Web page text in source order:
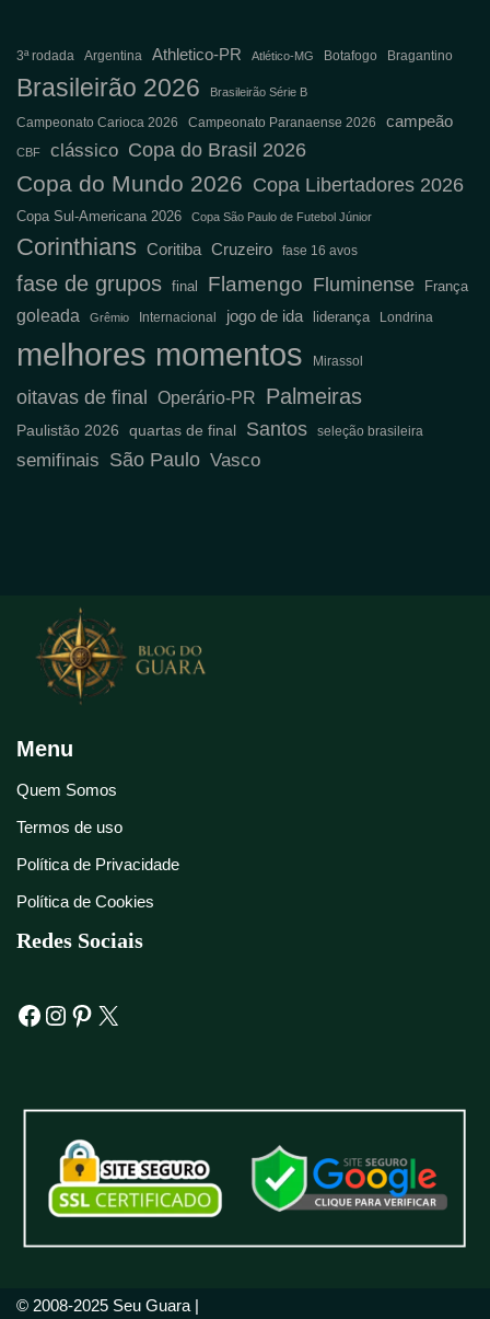
3ª rodada Argentina Athletico-PR Atlético-MG Botafogo Bragantino
Brasileirão 2026 Brasileirão Série B
Campeonato Carioca 2026 Campeonato Paranaense 2026 campeão
CBF clássico Copa do Brasil 2026
Copa do Mundo 2026 Copa Libertadores 2026
Copa Sul-Americana 2026 Copa São Paulo de Futebol Júnior
Corinthians Coritiba Cruzeiro fase 16 avos
fase de grupos final Flamengo Fluminense França
goleada Grêmio Internacional jogo de ida liderança Londrina
melhores momentos Mirassol
oitavas de final Operário-PR Palmeiras
Paulistão 2026 quartas de final Santos seleção brasileira
semifinais São Paulo Vasco
Menu
Quem Somos
Termos de uso
Política de Privacidade
Política de Cookies
Redes Sociais
© 2008-2025 Seu Guara |